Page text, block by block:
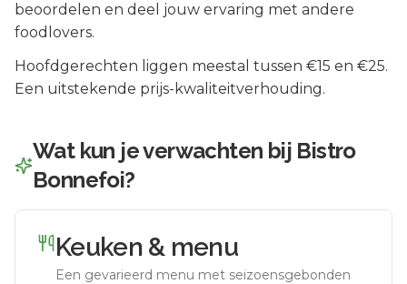
beoordelen en deel jouw ervaring met andere
foodlovers.
Hoofdgerechten liggen meestal tussen €15 en €25.
Een uitstekende prijs-kwaliteitverhouding.
Wat kun je verwachten bij Bistro
Bonnefoi?
Keuken & menu
Een gevarieerd menu met seizoensgebonden